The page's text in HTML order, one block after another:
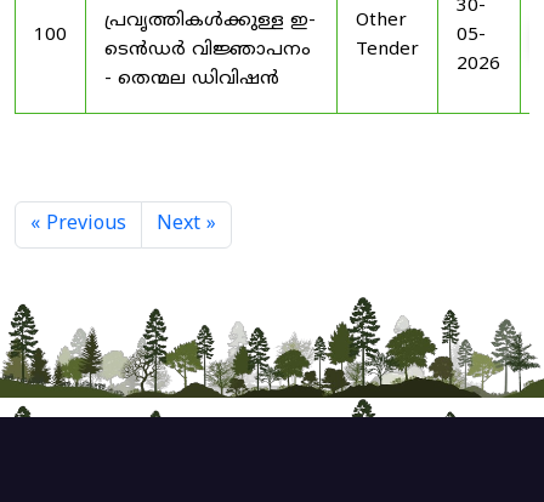
100
പ്രവൃത്തികൾക്കുള്ള ഇ-
ടെൻഡർ വിജ്ഞാപനം
- തെന്മല ഡിവിഷൻ
Other
Tender
30-
05-
2026
« Previous Next »